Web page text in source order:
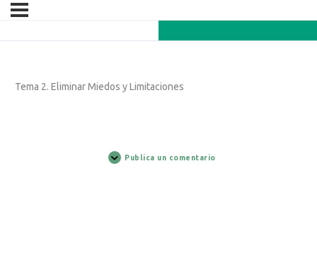
Tema 2. Eliminar Miedos y Limitaciones
Publica un comentario